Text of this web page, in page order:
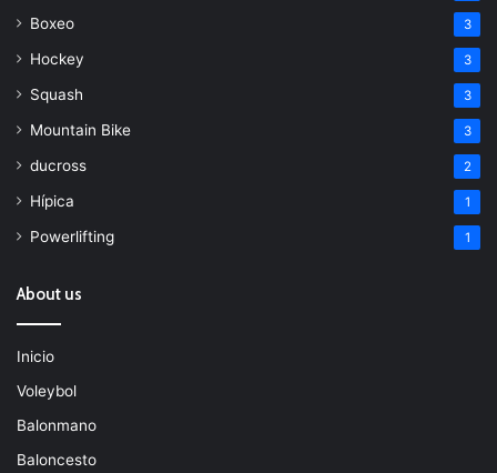
Boxeo 3
Hockey 3
Squash 3
Mountain Bike 3
ducross 2
Hípica 1
Powerlifting 1
About us
Inicio
Voleybol
Balonmano
Baloncesto